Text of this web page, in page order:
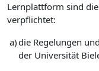
Lernplattform sind
verpflichtet:
a)die Regelungen
der Universität